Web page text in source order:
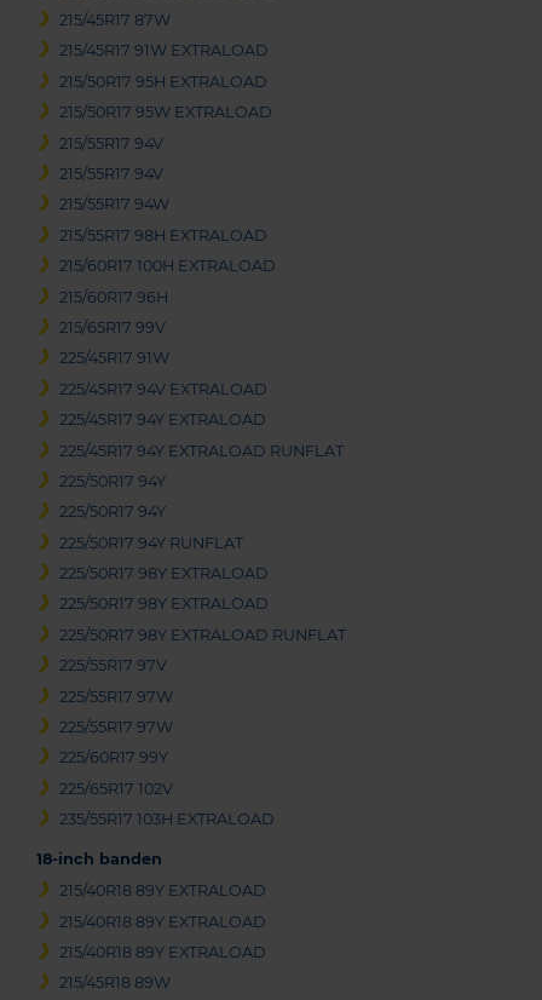
215/45R17 87W
215/45R17 91W EXTRALOAD
215/50R17 95H EXTRALOAD
215/50R17 95W EXTRALOAD
215/55R17 94V
215/55R17 94V
215/55R17 94W
215/55R17 98H EXTRALOAD
215/60R17 100H EXTRALOAD
215/60R17 96H
215/65R17 99V
225/45R17 91W
225/45R17 94V EXTRALOAD
225/45R17 94Y EXTRALOAD
225/45R17 94Y EXTRALOAD RUNFLAT
225/50R17 94Y
225/50R17 94Y
225/50R17 94Y RUNFLAT
225/50R17 98Y EXTRALOAD
225/50R17 98Y EXTRALOAD
225/50R17 98Y EXTRALOAD RUNFLAT
225/55R17 97V
225/55R17 97W
225/55R17 97W
225/60R17 99Y
225/65R17 102V
235/55R17 103H EXTRALOAD
18-inch banden
215/40R18 89Y EXTRALOAD
215/40R18 89Y EXTRALOAD
215/40R18 89Y EXTRALOAD
215/45R18 89W